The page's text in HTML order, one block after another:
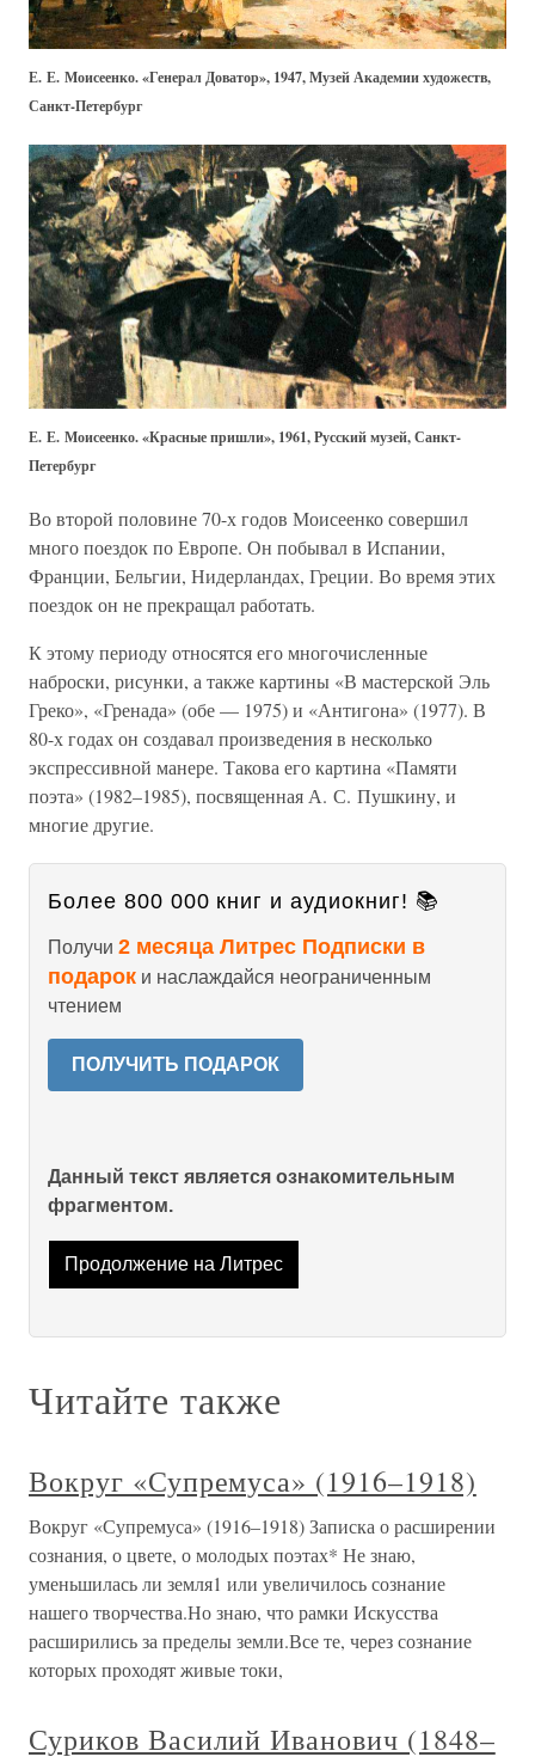
Е. Е. Моисеенко. «Генерал Доватор», 1947, Музей Академии художеств,
Санкт-Петербург
Е. Е. Моисеенко. «Красные пришли», 1961, Русский музей, Санкт-
Петербург
Во второй половине 70-х годов Моисеенко совершил
много поездок по Европе. Он побывал в Испании,
Франции, Бельгии, Нидерландах, Греции. Во время этих
поездок он не прекращал работать.
К этому периоду относятся его многочисленные
наброски, рисунки, а также картины «В мастерской Эль
Греко», «Гренада» (обе — 1975) и «Антигона» (1977). В
80-х годах он создавал произведения в несколько
экспрессивной манере. Такова его картина «Памяти
поэта» (1982–1985), посвященная А. С. Пушкину, и
многие другие.
Более 800 000 книг и аудиокниг! 📚
Получи 2 месяца Литрес Подписки в
подарок и наслаждайся неограниченным
чтением
ПОЛУЧИТЬ ПОДАРОК
Данный текст является ознакомительным
фрагментом.
Продолжение на Литрес
Читайте также
Вокруг «Супремуса» (1916–1918)
Вокруг «Супремуса» (1916–1918) Записка о расширении
сознания, о цвете, о молодых поэтах* Не знаю,
уменьшилась ли земля1 или увеличилось сознание
нашего творчества.Но знаю, что рамки Искусства
расширились за пределы земли.Все те, через сознание
которых проходят живые токи,
Суриков Василий Иванович (1848–